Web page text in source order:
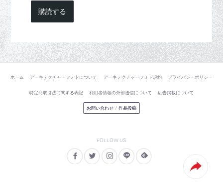
購読する
ホーム アーキテクチャーフォトについて アーキテクチャーフォト規約 プライバシーポリシー
特定商取引法に関する表記 利用者情報の外部送信について 広告掲載について
お問い合わせ / 作品投稿